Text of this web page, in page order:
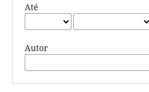
Até
Autor